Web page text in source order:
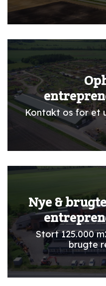
Kontakt os for et
Nye &
Stort 125.000
brugte